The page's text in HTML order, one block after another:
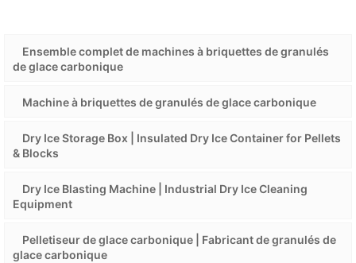
Ensemble complet de machines à briquettes de granulés
de glace carbonique
Machine à briquettes de granulés de glace carbonique
Dry Ice Storage Box | Insulated Dry Ice Container for Pellets
& Blocks
Dry Ice Blasting Machine | Industrial Dry Ice Cleaning
Equipment
Pelletiseur de glace carbonique | Fabricant de granulés de
glace carbonique